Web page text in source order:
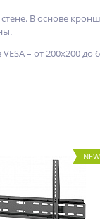
В основе
– от 200x200 до
NEW